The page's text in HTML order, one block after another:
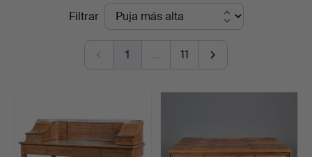
Filtrar
1 … 11